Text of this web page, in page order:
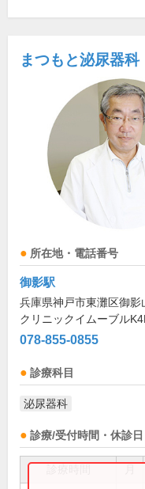
まつもと泌尿器科
所在地・電話番号
御影駅
兵庫県神戸市東灘区御影
クリニックイムーブル
078-855-0855
診療科目
泌尿器科
診療/受付時間・休診日